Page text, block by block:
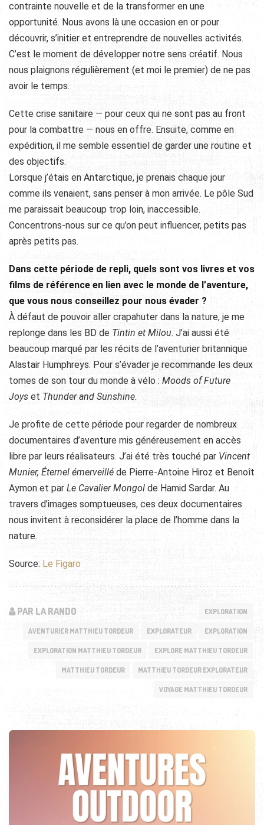
contrainte nouvelle et de la transformer en une
opportunité. Nous avons là une occasion en or pour
découvrir, s’initier et entreprendre de nouvelles activités.
C’est le moment de développer notre sens créatif. Nous
nous plaignons régulièrement (et moi le premier) de ne pas
avoir le temps.
Cette crise sanitaire — pour ceux qui ne sont pas au front
pour la combattre — nous en offre. Ensuite, comme en
expédition, il me semble essentiel de garder une routine et
des objectifs.
Lorsque j’étais en Antarctique, je prenais chaque jour
comme ils venaient, sans penser à mon arrivée. Le pôle Sud
me paraissait beaucoup trop loin, inaccessible.
Concentrons-nous sur ce qu’on peut influencer, petits pas
après petits pas.
Dans cette période de repli, quels sont vos livres et vos
films de référence en lien avec le monde de l’aventure,
que vous nous conseillez pour nous évader ?
À défaut de pouvoir aller crapahuter dans la nature, je me
replonge dans les BD de Tintin et Milou. J’ai aussi été
beaucoup marqué par les récits de l’aventurier britannique
Alastair Humphreys. Pour s’évader je recommande les deux
tomes de son tour du monde à vélo :Moods of Future
Joys et Thunder and Sunshine.
Je profite de cette période pour regarder de nombreux
documentaires d’aventure mis généreusement en accès
libre par leurs réalisateurs. J’ai été très touché par Vincent
Munier, Éternel émerveillé de Pierre-Antoine Hiroz et Benoît
Aymon et par Le Cavalier Mongol de Hamid Sardar. Au
travers d’images somptueuses, ces deux documentaires
nous invitent à reconsidérer la place de l’homme dans la
nature.
Source: Le Figaro
PAR LA RANDO EXPLORATION
AVENTURIER MATTHIEU TORDEUR EXPLORATEUR EXPLORATION
EXPLORATION MATTHIEU TORDEUR EXPLORE MATTHIEU TORDEUR
MATTHIEU TORDEUR MATTHIEU TORDEUR EXPLORATEUR
VOYAGE MATTHIEU TORDEUR